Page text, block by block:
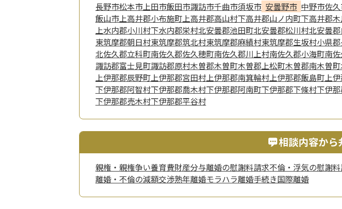
長野市松本市上田市飯田市諏訪市千曲市須坂市 安曇野市 中野市佐
飯山市上高井郡小布施町上高井郡高山村下高井郡山ノ内町下高井郡
上水内郡小川村下水内郡栄村北安曇郡池田町北安曇郡松川村北安曇
東筑摩郡朝日村東筑摩郡筑北村東筑摩郡麻績村東筑摩郡生坂村小県
北佐久郡立科町南佐久郡佐久穂町南佐久郡川上村南佐久郡小海町南
諏訪郡富士見町諏訪郡原村木曽郡木曽町木曽郡上松町木曽郡南木曽町
上伊那郡辰野町上伊那郡宮田村上伊那郡南箕輪村上伊那郡飯島町上
下伊那郡阿智村下伊那郡喬木村下伊那郡阿南町下伊那郡下條村下伊
下伊那郡売木村下伊那郡平谷村
相談内容から
親権・親権争い養育費財産分与離婚の慰謝料請求不倫・浮気の慰謝
離婚・不倫の減額交渉熟年離婚モラハラ離婚手続き国際離婚